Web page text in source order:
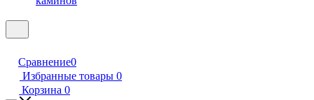
Сравнение0
Избранные товары 0
Корзина 0